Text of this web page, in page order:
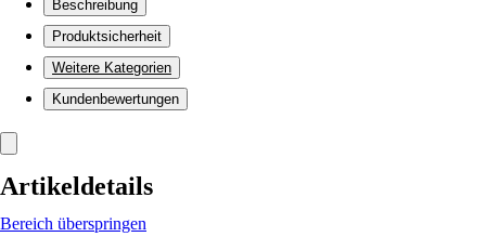
Beschreibung
Produktsicherheit
Weitere Kategorien
Kundenbewertungen
Artikeldetails
Bereich überspringen